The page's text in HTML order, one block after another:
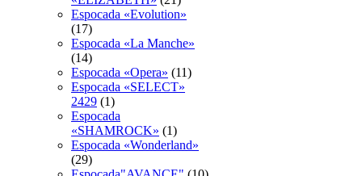
Espocada «Evolution»
(17)
Espocada «La Manche»
(14)
Espocada «Opera» (11)
Espocada «SELECT»
2429 (1)
Espocada
«SHAMROCK» (1)
Espocada «Wonderland»
(29)